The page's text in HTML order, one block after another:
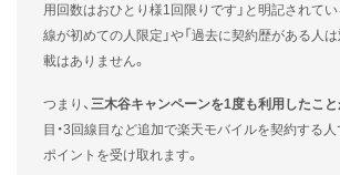
用回数はおひとり様1回限りです」と明記されてい
線が初めての人限定」や「過去に契約歴がある人
載はありません。
つまり、 三木谷キャンペーンを1度も利用したこ
目・3回線目など追加で楽天モバイルを契約する
ポイントを受け取れます。